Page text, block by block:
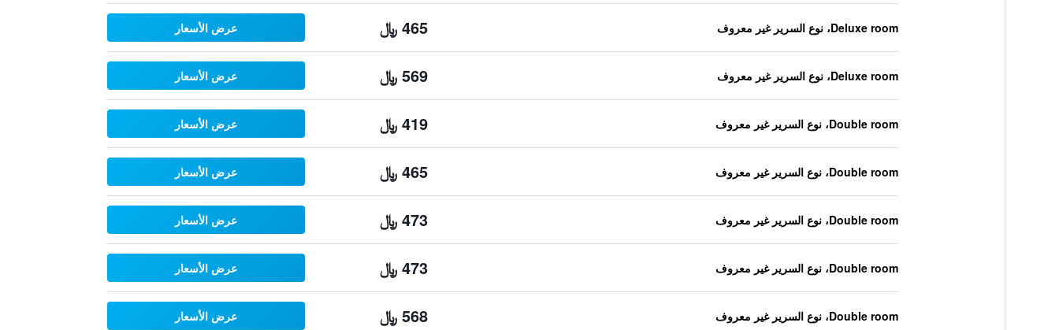
Deluxe room، نوع السرير غير معروف 465 ﷼ عرض الأسعار
Deluxe room، نوع السرير غير معروف 569 ﷼ عرض الأسعار
Double room، نوع السرير غير معروف 419 ﷼ عرض الأسعار
Double room، نوع السرير غير معروف 465 ﷼ عرض الأسعار
Double room، نوع السرير غير معروف 473 ﷼ عرض الأسعار
Double room، نوع السرير غير معروف 473 ﷼ عرض الأسعار
Double room، نوع السرير غير معروف 568 ﷼ عرض الأسعار